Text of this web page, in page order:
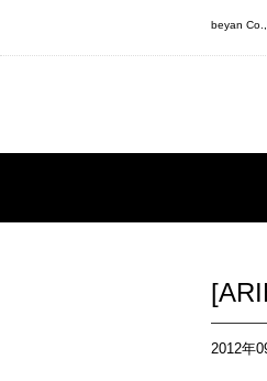
beyan
2012年